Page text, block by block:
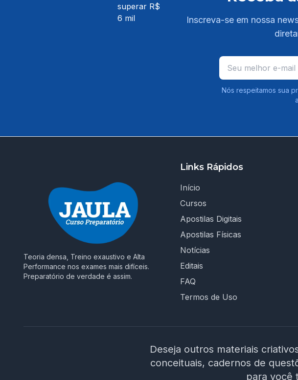
Inscreva-se em nossa
Nós respeitamos sua
Teoria densa, Treino exaustivo e Alta
Performance nos exames mais difíceis.
Preparatório de verdade é assim.
Links Rápidos
Início
Cursos
Apostilas Digitais
Apostilas Físicas
Notícias
Editais
FAQ
Termos de Uso
Deseja outros materiais
conceituais, cadernos de
para você